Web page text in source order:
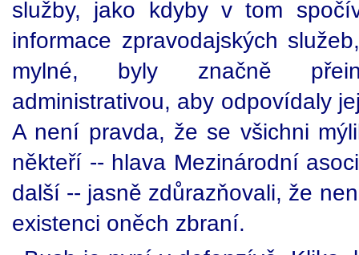
služby, jako kdyby v tom
informace zpravodajských
mylné, byly značně
administrativou, aby odpovídaly
A není pravda, že se všichni
někteří -- hlava Mezinárodní
další -- jasně zdůrazňovali, že
existenci oněch zbraní.